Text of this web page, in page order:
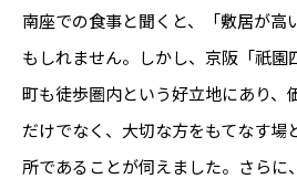
南座での食事と聞くと、「敷居が高
もしれません。しかし、京阪「祇園
町も徒歩圏内という好立地にあり、
だけでなく、大切な方をもてなす場
所であることが伺えました。さらに